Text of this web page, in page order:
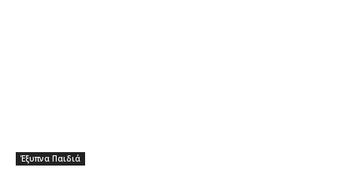
Έξυπνα Παιδιά